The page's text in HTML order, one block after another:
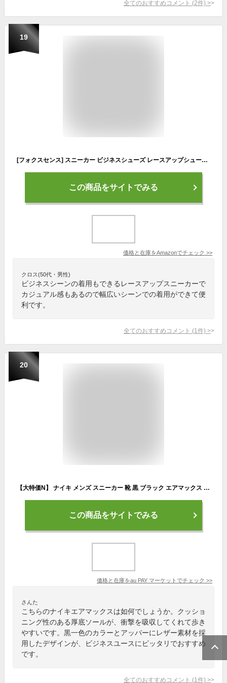
全てのおすすめコメント (2件) >
19
[フォクスセンス] スニーカー ビジネスシューズ レースアップシューズ カジュアルシューズ メンズ 世界一快適 通勤 軽量 男性靴 フォーマル ブラック 27.0 cm X001-01
この商品をサイトでみる
価格と在庫をAmazonでチェック >>
クロス(50代・男性)
ビジネスシーンの着用もできるレースアップスニーカーで
カジュアル感もあるので幅広いシーンでの着用ができて便
利です。
全てのおすすめコメント (1 件) >
20
【大特価N】 ナイキ メンズ スニーカー 靴 黒 ブラック エアマックス エアー かっこいい おしゃれ 人気 定番 シンプル カジュアル 厚底
この商品をサイトでみる
価格と在庫をau PAY マーケット でチェック >>
さんた
こちらのナイキエアマックスは如何でしょうか。クッショ
ニング性のある厚底ソールが、衝撃を吸収してくれて歩き
やすいです。黒一色のカラーとアッパーにレザー素材を採
用したデザインが、ビジネスユースにピッタリでおすすめ
です。
全てのおすすめコメント (1 件) >